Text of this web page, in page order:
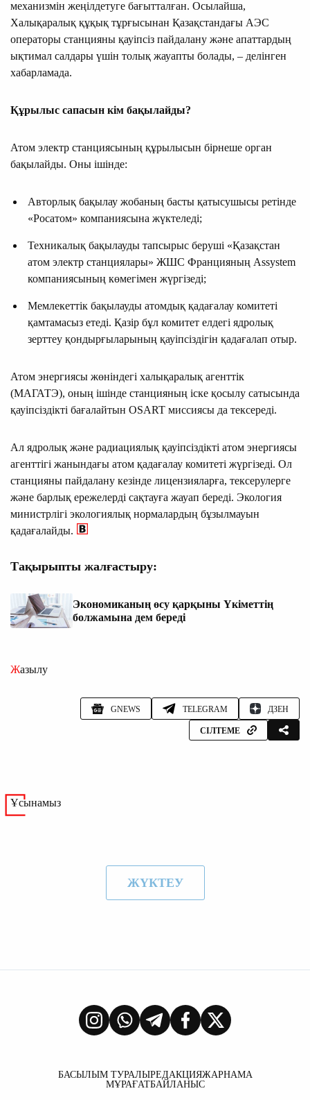
механизмін жеңілдетуге бағытталған. Осылайша,
Халықаралық құқық тұрғысынан Қазақстандағы АЭС
операторы станцияны қауіпсіз пайдалану және апаттардың
ықтимал салдары үшін толық жауапты болады, – делінген
хабарламада.
Құрылыс сапасын кім бақылайды?
Атом электр станциясының құрылысын бірнеше орган
бақылайды. Оны ішінде:
Авторлық бақылау жобаның басты қатысушысы ретінде
«Росатом» компаниясына жүктеледі;
Техникалық бақылауды тапсырыс беруші «Қазақстан
атом электр станциялары» ЖШС Францияның Assystem
компаниясының көмегімен жүргізеді;
Мемлекеттік бақылауды атомдық қадағалау комитеті
қамтамасыз етеді. Қазір бұл комитет елдегі ядролық
зерттеу қондырғыларының қауіпсіздігін қадағалап отыр.
Атом энергиясы жөніндегі халықаралық агенттік
(МАГАТЭ), оның ішінде станцияның іске қосылу сатысында
қауіпсіздікті бағалайтын OSART миссиясы да тексереді.
Ал ядролық және радиациялық қауіпсіздікті атом энергиясы
агенттігі жанындағы атом қадағалау комитеті жүргізеді. Ол
станцияны пайдалану кезінде лицензияларға, тексерулерге
және барлық ережелерді сақтауға жауап береді. Экология
министрлігі экологиялық нормалардың бұзылмауын
қадағалайды.
Тақырыпты жалғастыру:
Экономиканың өсу қарқыны Үкіметтің
болжамына дем береді
Жазылу
GNEWS TELEGRAM ДЗЕН
СІЛТЕМЕ
Ұсынамыз
ЖҮКТЕУ
БАСЫЛЫМ ТУРАЛЫРЕДАКЦИЯЖАРНАМА
МҰРАҒАТБАЙЛАНЫС